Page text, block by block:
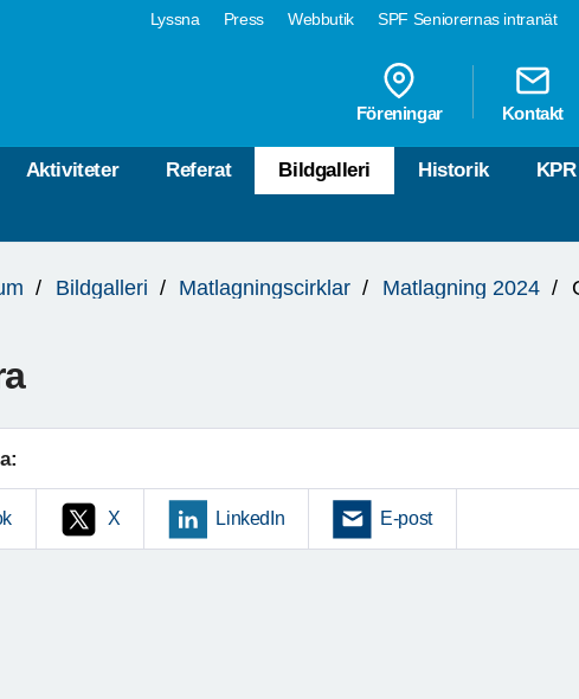
Lyssna Press Webbutik SPF Seniorernas intranät
Föreningar Kontakt
Aktiviteter Referat Bildgalleri Historik KPR
Bildgalleri Matlagningscirklar Matlagning 2024
X LinkedIn E-post